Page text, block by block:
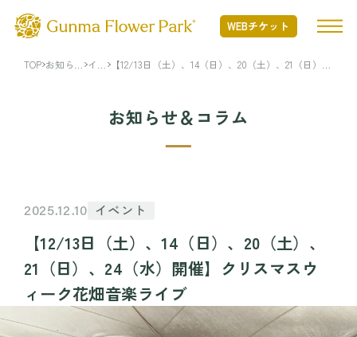
WEBチケット
Nature Positiveについて
開花状況
開花状況 TOP
開花情報
季節の花
年間カレンダー
フード・ショッピング
フード・ショッピング TOP
MINAMO RESTAURANT
イベント・アクティビティ
TOP お知ら
イベ
【12/13日（土）、14（日）、20（土）、21（日）、
お知らせ＆コラム
2025.12.10 イベント
【12/13日（土）、14（日）、20（土）、
21（日）、24（水）開催】クリスマスウ
ィーク花畑音楽ライブ